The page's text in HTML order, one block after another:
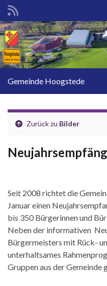
Search for:
Gemeinde Hoogstede
Zurück zu Bilder
Seit 2008 richtet die
Januar einen
bis 350 Bürgerinnen und
Neben der informativen
Bürgermeisters mit Rück-
unterhaltsames
Gruppen aus der Gemeinde